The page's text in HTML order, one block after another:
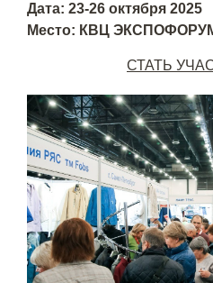
Дата: 23-26 октября
Место: КВЦ
СТАТЬ